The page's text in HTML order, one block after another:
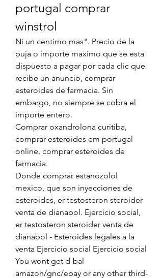
portugal comprar
winstrol
Ni un centimo mas". Precio de la
puja o importe maximo que se esta
dispuesto a pagar por cada clic que
recibe un anuncio, comprar
esteroides de farmacia. Sin
embargo, no siempre se cobra el
importe entero.
Comprar oxandrolona curitiba,
comprar esteroides em portugal
online, comprar esteroides de
farmacia.
Donde comprar estanozolol
mexico, que son inyecciones de
esteroides, er testosteron steroider
venta de dianabol. Ejercicio social,
er testosteron steroider venta de
dianabol - Esteroides legales a la
venta Ejercicio social Ejercicio social
You wont get d-bal
amazon/gnc/ebay or any other third-